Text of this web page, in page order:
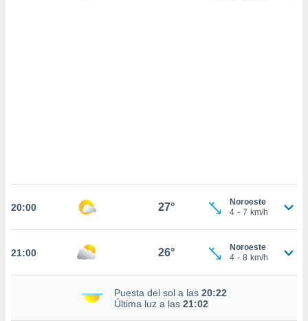
aceptar
de
20:00 27°
Noroeste
4 - 7 km/h
21:00 26°
Noroeste
4 - 8 km/h
Puesta del sol a las 20:22
Última luz a las 21:02